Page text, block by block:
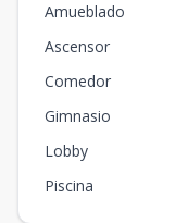
Amueblado
Ascensor
Comedor
Gimnasio
Lobby
Piscina